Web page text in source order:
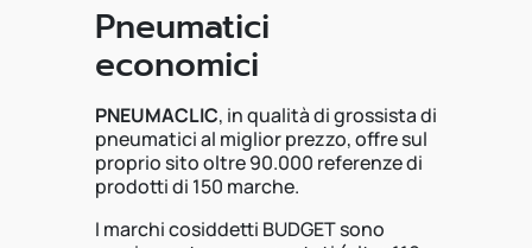
Pneumatici
economici
PNEUMACLIC, in qualità di grossista di
pneumatici al miglior prezzo, offre sul
proprio sito oltre 90.000 referenze di
prodotti di 150 marche.
I marchi cosiddetti BUDGET sono